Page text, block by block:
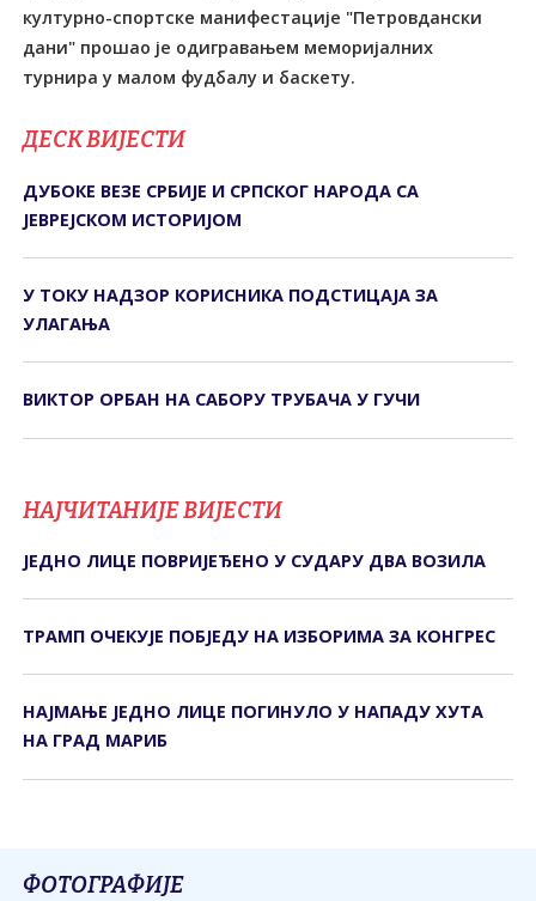
културно-спортске манифестације "Петровдански
дани" прошао је одигравањем меморијалних
турнира у малом фудбалу и баскету.
ДЕСК ВИЈЕСТИ
ДУБОКЕ ВЕЗЕ СРБИЈЕ И СРПСКОГ НАРОДА СА
ЈЕВРЕЈСКОМ ИСТОРИЈОМ
У ТОКУ НАДЗОР КОРИСНИКА ПОДСТИЦАЈА ЗА
УЛАГАЊА
ВИКТОР ОРБАН НА САБОРУ ТРУБАЧА У ГУЧИ
НАЈЧИТАНИЈЕ ВИЈЕСТИ
ЈЕДНО ЛИЦЕ ПОВРИЈЕЂЕНО У СУДАРУ ДВА ВОЗИЛА
ТРАМП ОЧЕКУЈЕ ПОБЈЕДУ НА ИЗБОРИМА ЗА КОНГРЕС
НАЈМАЊЕ ЈЕДНО ЛИЦЕ ПОГИНУЛО У НАПАДУ ХУТА
НА ГРАД МАРИБ
ФОТОГРАФИЈЕ